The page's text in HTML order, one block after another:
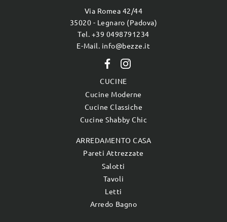
Via Romea 42/44
35020 - Legnaro (Padova)
Tel. +39 0498791234
E-Mail. info@bezze.it
CUCINE
Cucine Moderne
Cucine Classiche
Cucine Shabby Chic
ARREDAMENTO CASA
Pareti Attrezzate
Salotti
Tavoli
Letti
Arredo Bagno